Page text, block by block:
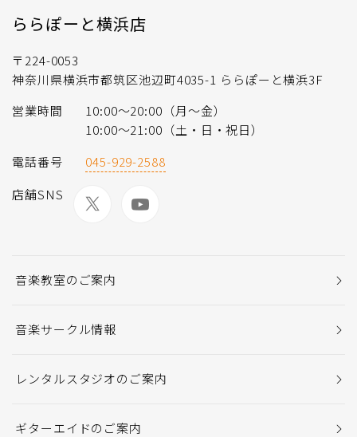
ららぽーと横浜店
〒224-0053
神奈川県横浜市都筑区池辺町4035-1 ららぽーと横浜3F
営業時間
10:00〜20:00（月〜金）
10:00～21:00（土・日・祝日）
電話番号
045-929-2588
店舗SNS
音楽教室のご案内
音楽サークル情報
レンタルスタジオのご案内
ギターエイドのご案内